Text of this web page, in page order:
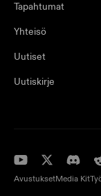
Tapahtumat
Yhteisö
Uutiset
Uutiskirje
AvustuksetMedia Kit